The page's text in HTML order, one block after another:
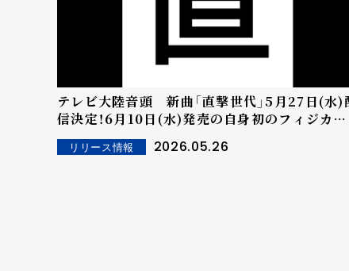
テレビ大陸音頭 新曲「直撃世代」5月27日(水)
信決定！6月10日(水)発売の自身初のフィジカル
アルバム「VS Tairiku Ondo」にも収録！
リリース情報 2026.05.26